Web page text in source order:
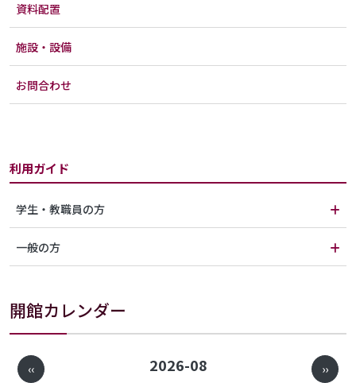
開館カレンダー
ページ送り
‹‹ 2026-08 ››
資料配置
施設・設備
お問合わせ
利用ガイド
学生・教職員の方
一般の方